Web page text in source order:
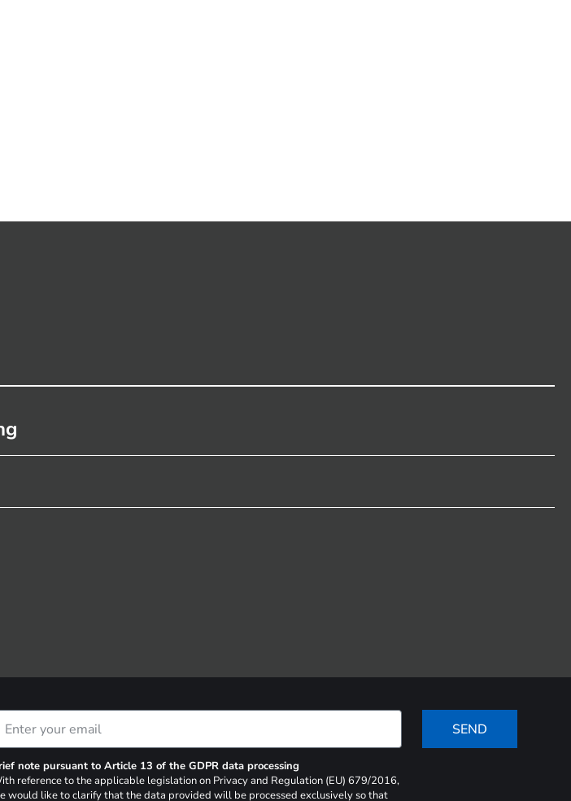
SEND
note pursuant to Article 13 of the GDPR data processing
reference to the applicable legislation on Privacy and Regulation (EU) 679/2016,
would like to clarify that the data provided will be processed exclusively so that